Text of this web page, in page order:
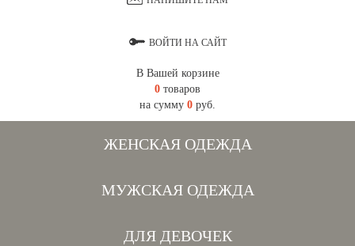
ВОЙТИ НА САЙТ
В Вашей корзине
0 товаров
на сумму 0 руб.
ЖЕНСКАЯ ОДЕЖДА
МУЖСКАЯ ОДЕЖДА
ДЛЯ ДЕВОЧЕК